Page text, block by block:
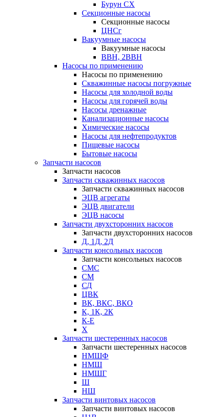
Бурун СХ
Секционные насосы
Секционные насосы
ЦНСг
Вакуумные насосы
Вакуумные насосы
ВВН, 2ВВН
Насосы по применению
Насосы по применению
Скважинные насосы погружные
Насосы для холодной воды
Насосы для горячей воды
Насосы дренажные
Канализационные насосы
Химические насосы
Насосы для нефтепродуктов
Пищевые насосы
Бытовые насосы
Запчасти насосов
Запчасти насосов
Запчасти скважинных насосов
Запчасти скважинных насосов
ЭЦВ агрегаты
ЭЦВ двигатели
ЭЦВ насосы
Запчасти двухсторонних насосов
Запчасти двухсторонних насосов
Д, 1Д, 2Д
Запчасти консольных насосов
Запчасти консольных насосов
СМС
СМ
СД
ЦВК
ВК, ВКС, ВКО
К, 1К, 2К
К-Е
Х
Запчасти шестеренных насосов
Запчасти шестеренных насосов
НМШФ
НМШ
НМШГ
Ш
НШ
Запчасти винтовых насосов
Запчасти винтовых насосов